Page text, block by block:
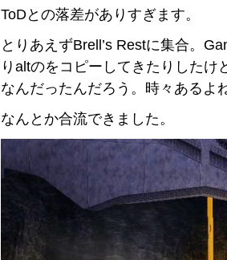
ToDとの落差がありすぎます。
とりあえずBrell’s Restに集合。
りaltのをコピーしてきたりした
なんだったんだろう。時々あるよ
なんとか合流できました。